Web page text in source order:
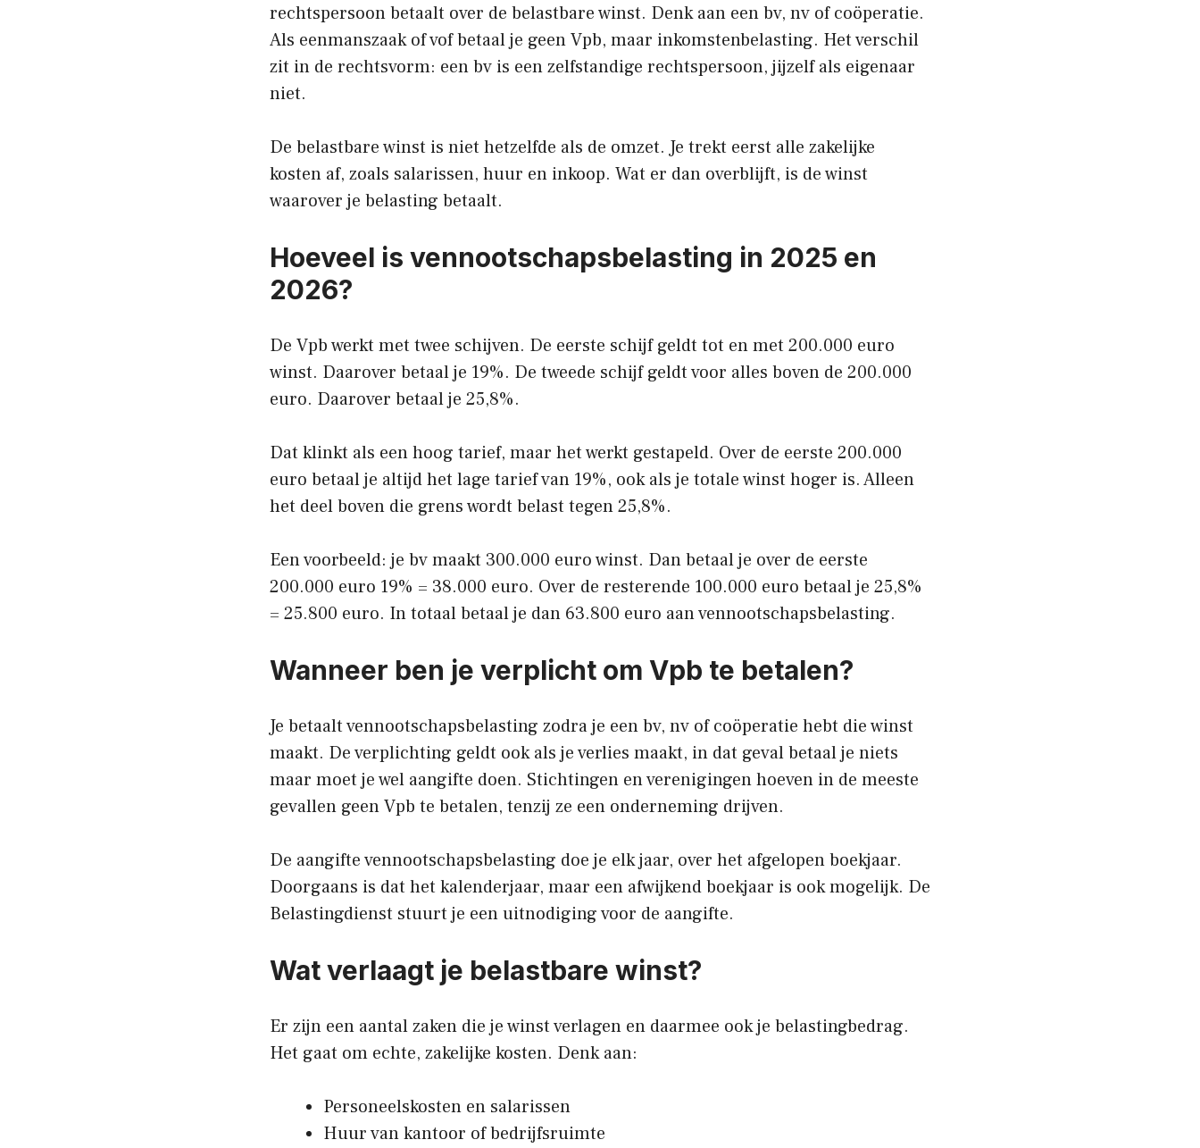
rechtspersoon betaalt over de belastbare winst. Denk aan een bv, nv of coöperatie.
Als eenmanszaak of vof betaal je geen Vpb, maar inkomstenbelasting. Het verschil
zit in de rechtsvorm: een bv is een zelfstandige rechtspersoon, jijzelf als eigenaar
niet.
De belastbare winst is niet hetzelfde als de omzet. Je trekt eerst alle zakelijke
kosten af, zoals salarissen, huur en inkoop. Wat er dan overblijft, is de winst
waarover je belasting betaalt.
Hoeveel is vennootschapsbelasting in 2025 en
2026?
De Vpb werkt met twee schijven. De eerste schijf geldt tot en met 200.000 euro
winst. Daarover betaal je 19%. De tweede schijf geldt voor alles boven de 200.000
euro. Daarover betaal je 25,8%.
Dat klinkt als een hoog tarief, maar het werkt gestapeld. Over de eerste 200.000
euro betaal je altijd het lage tarief van 19%, ook als je totale winst hoger is. Alleen
het deel boven die grens wordt belast tegen 25,8%.
Een voorbeeld: je bv maakt 300.000 euro winst. Dan betaal je over de eerste
200.000 euro 19% = 38.000 euro. Over de resterende 100.000 euro betaal je 25,8%
= 25.800 euro. In totaal betaal je dan 63.800 euro aan vennootschapsbelasting.
Wanneer ben je verplicht om Vpb te betalen?
Je betaalt vennootschapsbelasting zodra je een bv, nv of coöperatie hebt die winst
maakt. De verplichting geldt ook als je verlies maakt, in dat geval betaal je niets
maar moet je wel aangifte doen. Stichtingen en verenigingen hoeven in de meeste
gevallen geen Vpb te betalen, tenzij ze een onderneming drijven.
De aangifte vennootschapsbelasting doe je elk jaar, over het afgelopen boekjaar.
Doorgaans is dat het kalenderjaar, maar een afwijkend boekjaar is ook mogelijk. De
Belastingdienst stuurt je een uitnodiging voor de aangifte.
Wat verlaagt je belastbare winst?
Er zijn een aantal zaken die je winst verlagen en daarmee ook je belastingbedrag.
Het gaat om echte, zakelijke kosten. Denk aan:
Personeelskosten en salarissen
Huur van kantoor of bedrijfsruimte